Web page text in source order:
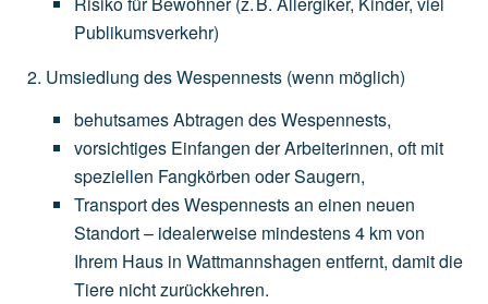
Publikumsverkehr)
Umsiedlung des Wespennests (wenn möglich)
behutsamesAbtragen desWespennests,
vorsichtiges Einfangen derArbeiterinnen, oft mit
speziellen Fangkörben oderSaugern,
TransportdesWespennestsan einen neuen
Standort– idealerweise mindestens4 kmvon
Ihrem Haus in Wattmannshagen entfernt, damitdie
Tiere nichtzurückkehren.